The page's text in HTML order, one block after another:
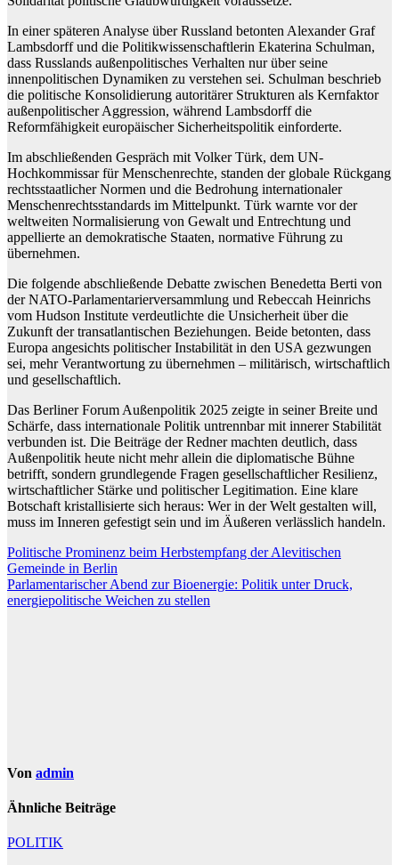
In einer späteren Analyse über Russland betonten Alexander Graf
Lambsdorff und die Politikwissenschaftlerin Ekaterina Schulman,
dass Russlands außenpolitisches Verhalten nur über seine
innenpolitischen Dynamiken zu verstehen sei. Schulman beschrieb
die politische Konsolidierung autoritärer Strukturen als Kernfaktor
außenpolitischer Aggression, während Lambsdorff die
Reformfähigkeit europäischer Sicherheitspolitik einforderte.
Im abschließenden Gespräch mit Volker Türk, dem UN-
Hochkommissar für Menschenrechte, standen der globale Rückgang
rechtsstaatlicher Normen und die Bedrohung internationaler
Menschenrechtsstandards im Mittelpunkt. Türk warnte vor der
weltweiten Normalisierung von Gewalt und Entrechtung und
appellierte an demokratische Staaten, normative Führung zu
übernehmen.
Die folgende abschließende Debatte zwischen Benedetta Berti von
der NATO-Parlamentarierversammlung und Rebeccah Heinrichs
vom Hudson Institute verdeutlichte die Unsicherheit über die
Zukunft der transatlantischen Beziehungen. Beide betonten, dass
Europa angesichts politischer Instabilität in den USA gezwungen
sei, mehr Verantwortung zu übernehmen – militärisch, wirtschaftlich
und gesellschaftlich.
Das Berliner Forum Außenpolitik 2025 zeigte in seiner Breite und
Schärfe, dass internationale Politik untrennbar mit innerer Stabilität
verbunden ist. Die Beiträge der Redner machten deutlich, dass
Außenpolitik heute nicht mehr allein die diplomatische Bühne
betrifft, sondern grundlegende Fragen gesellschaftlicher Resilienz,
wirtschaftlicher Stärke und politischer Legitimation. Eine klare
Botschaft kristallisierte sich heraus: Wer in der Welt gestalten will,
muss im Inneren gefestigt sein und im Äußeren verlässlich handeln.
Beitragsnavigation
Politische Prominenz beim Herbstempfang der Alevitischen
Gemeinde in Berlin
Parlamentarischer Abend zur Bioenergie: Politik unter Druck,
energiepolitische Weichen zu stellen
Von admin
Ähnliche Beiträge
POLITIK